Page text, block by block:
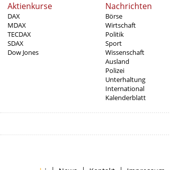
Aktienkurse
DAX
MDAX
TECDAX
SDAX
Dow Jones
Nachrichten
Börse
Wirtschaft
Politik
Sport
Wissenschaft
Ausland
Polizei
Unterhaltung
International
Kalenderblatt